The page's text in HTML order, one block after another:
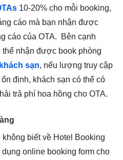
10-20% cho mỗi booking,
cáo mà bạn nhận được
cáo của OTA. Bên cạnh
thể nhận được book phòng
sạn, nếu lượng truy cập
định, khách sạn có thể có
trả phí hoa hồng cho OTA.
biết về Hotel Booking
online booking form cho